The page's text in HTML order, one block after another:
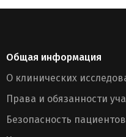
Общая информация
О клинических
Права и обязанности
Безопасность пациентов